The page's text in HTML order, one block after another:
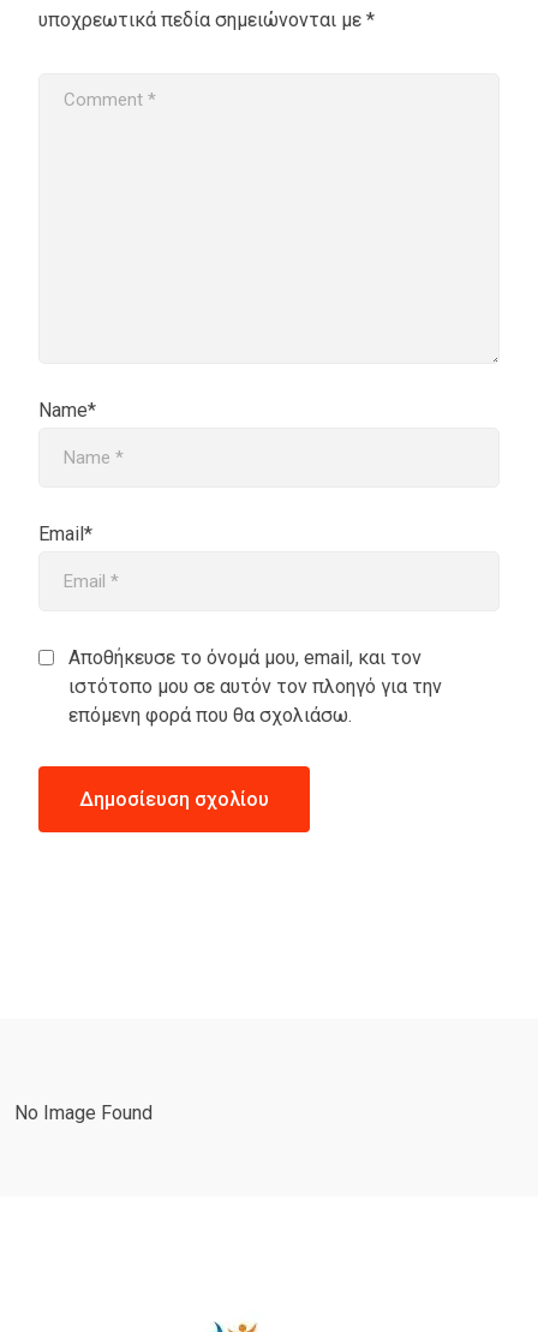
υποχρεωτικά πεδία σημειώνονται με *
Name*
Email*
Αποθήκευσε το όνομά μου, email, και τον
ιστότοπο μου σε αυτόν τον πλοηγό για την
επόμενη φορά που θα σχολιάσω.
No Image Found